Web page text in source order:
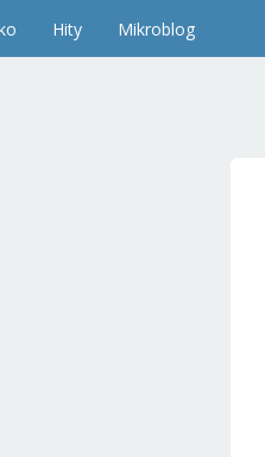
Hity Mikroblog